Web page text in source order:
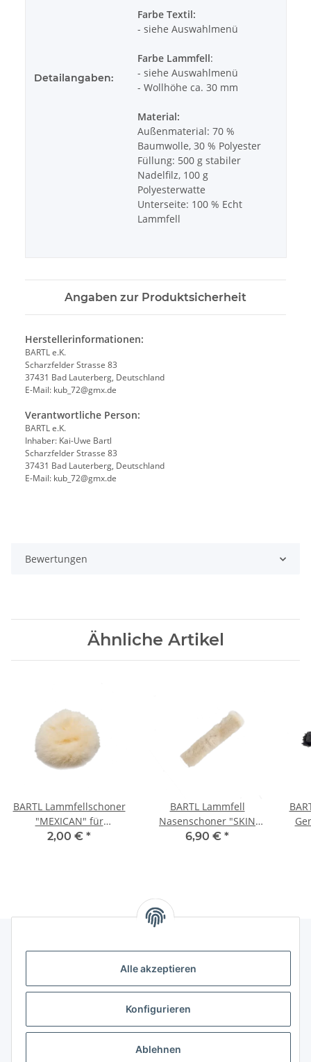
Alle akzeptieren
Konfigurieren
Ablehnen
Detailangaben:
Farbe Textil:
- siehe Auswahlmenü
Farbe Lammfell:
- siehe Auswahlmenü
- Wollhöhe ca. 30 mm
Material:
Außenmaterial: 70 %
Baumwolle, 30 % Polyester
Füllung: 500 g stabiler
Nadelfilz, 100 g
Polyesterwatte
Unterseite: 100 % Echt
Lammfell
Angaben zur Produktsicherheit
Herstellerinformationen:
BARTL e.K.
Scharzfelder Strasse 83
37431 Bad Lauterberg, Deutschland
E-Mail: kub_72@gmx.de
Verantwortliche Person:
BARTL e.K.
Inhaber: Kai-Uwe Bartl
Scharzfelder Strasse 83
37431 Bad Lauterberg, Deutschland
E-Mail: kub_72@gmx.de
Bewertungen
Ähnliche Artikel
BARTL Lammfellschoner
"MEXICAN" für
mexikanische Trense
2,00 € *
BARTL Lammfell
Nasenschoner "SKIN
SOFT PRO", mit
6,90 € *
Versand- und Zahlungsarten